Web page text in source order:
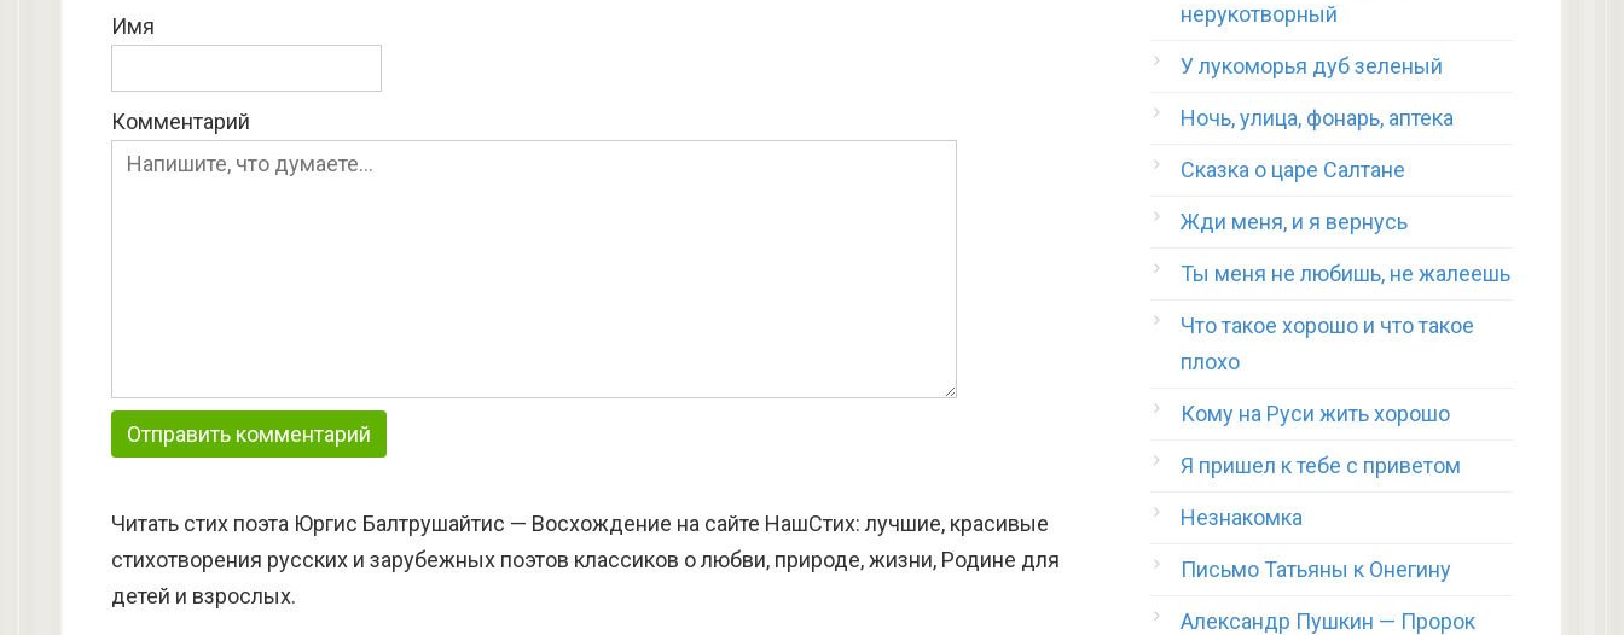
Имя
Комментарий
Читать стих поэта Юргис Балтрушайтис — Восхождение на сайте НашСтих: лучшие, красивые
стихотворения русских и зарубежных поэтов классиков о любви, природе, жизни, Родине для
детей и взрослых.
нерукотворный
У лукоморья дуб зеленый
Ночь, улица, фонарь, аптека
Сказка о царе Салтане
Жди меня, и я вернусь
Ты меня не любишь, не жалеешь
Что такое хорошо и что такое
плохо
Кому на Руси жить хорошо
Я пришел к тебе с приветом
Незнакомка
Письмо Татьяны к Онегину
Александр Пушкин — Пророк